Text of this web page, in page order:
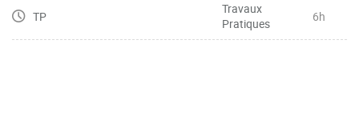
TP
Travaux
Pratiques
6h